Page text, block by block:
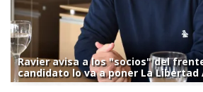
Ravier avisa a los "socios" del
candidato lo va a poner La Libertad